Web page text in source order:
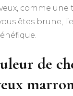
comme une
êtes brune,
de